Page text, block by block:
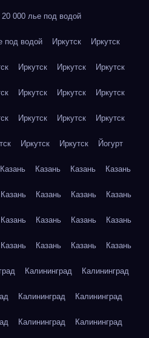
000 лье под водой
водой Иркутск Иркутск
Иркутск Иркутск Иркутск
Иркутск Иркутск Иркутск
Иркутск Иркутск Иркутск
Иркутск Иркутск Йогурт
Казань Казань Казань Казань
Казань Казань Казань Казань
Казань Казань Казань Казань
Казань Казань Казань Казань
Калининград Калининград
Калининград Калининград
Калининград Калининград